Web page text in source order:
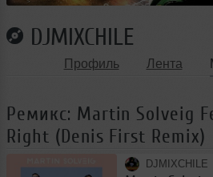
DJMIXCHILE
Профиль Лента
Ремикс: Martin Solveig
Right (Denis First Remix)
DJMIXCHILE